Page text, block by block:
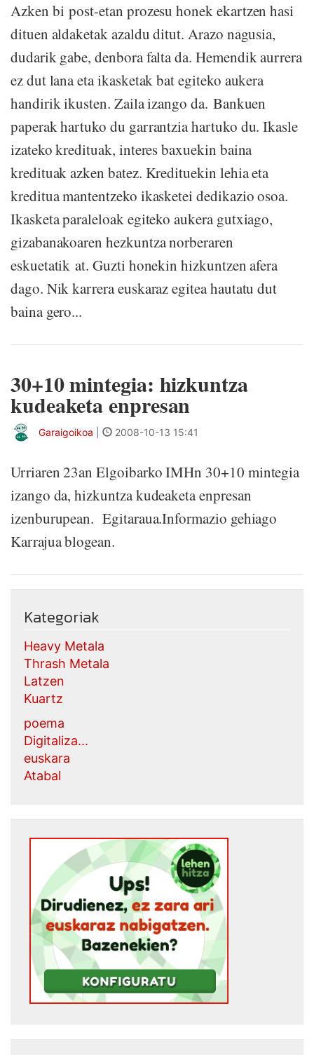
Azken bi post-etan prozesu honek ekartzen hasi
dituen aldaketak azaldu ditut. Arazo nagusia,
dudarik gabe, denbora falta da. Hemendik aurrera
ez dut lana eta ikasketak bat egiteko aukera
handirik ikusten. Zaila izango da. Bankuen
paperak hartuko du garrantzia hartuko du. Ikasle
izateko kredituak, interes baxuekin baina
kredituak azken batez. Kredituekin lehia eta
kreditua mantentzeko ikasketei dedikazio osoa.
Ikasketa paraleloak egiteko aukera gutxiago,
gizabanakoaren hezkuntza norberaren
eskuetatik at. Guzti honekin hizkuntzen afera
dago. Nik karrera euskaraz egitea hautatu dut
baina gero...
30+10 mintegia: hizkuntza
kudeaketa enpresan
Garaigoikoa 2008-10-13 15:41
Urriaren 23an Elgoibarko IMHn 30+10 mintegia
izango da, hizkuntza kudeaketa enpresan
izenburupean. Egitaraua.Informazio gehiago
Karrajua blogean.
Kategoriak
Heavy Metala
Thrash Metala
Latzen
Kuartz
poema
Digitaliza...
euskara
Atabal